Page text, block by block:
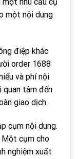
một nhu cầu cụ
một nội dung
điệp khác
order 1688
và phí nội
quan tâm đến
giao dịch.
cụm nội dung.
Một cụm cho
nghiệm xuất